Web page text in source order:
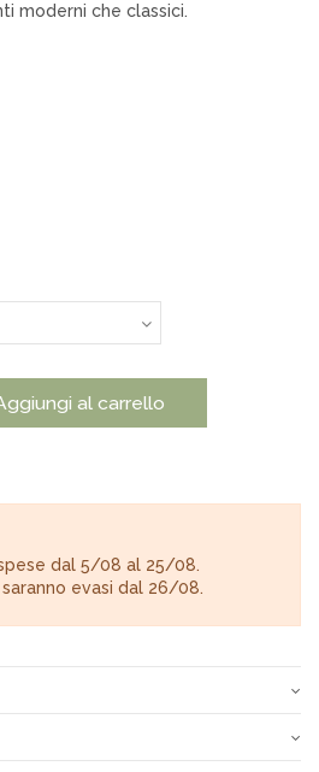
moderni che classici.
al carrello
dal 5/08 al 25/08.
evasi dal 26/08.